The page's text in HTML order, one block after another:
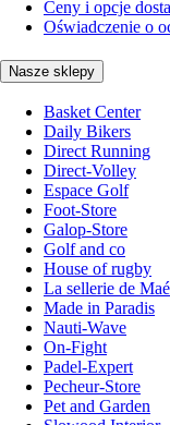
Ceny i opcje
Oświadczenie o
Nasze sklepy
Basket Center
Daily Bikers
Direct Running
Direct-Volley
Espace Golf
Foot-Store
Galop-Store
Golf and co
House of rugby
La sellerie de Maé
Made in Paradis
Nauti-Wave
On-Fight
Padel-Expert
Pecheur-Store
Pet and Garden